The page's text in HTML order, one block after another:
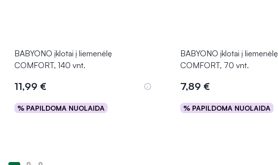
BABYONO įklotai į liemenėlę
COMFORT, 140 vnt.
11,99 €
% PAPILDOMA NUOLAIDA
Į krepšelį
BABYONO įklotai į liemenėlę
COMFORT, 70 vnt.
7,89 €
% PAPILDOMA NUOLAIDA
Į krepšelį